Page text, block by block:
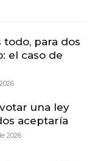
todo, para dos
el caso de
una ley
aceptaría
2026